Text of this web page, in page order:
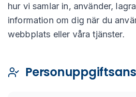
hur vi samlar in, använder,
information om dig när du
webbplats eller våra tjänster.